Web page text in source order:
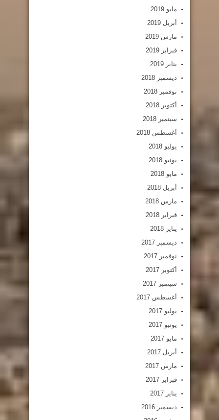
مايو 2019
أبريل 2019
مارس 2019
فبراير 2019
يناير 2019
ديسمبر 2018
نوفمبر 2018
أكتوبر 2018
سبتمبر 2018
أغسطس 2018
يوليو 2018
يونيو 2018
مايو 2018
أبريل 2018
مارس 2018
فبراير 2018
يناير 2018
ديسمبر 2017
نوفمبر 2017
أكتوبر 2017
سبتمبر 2017
أغسطس 2017
يوليو 2017
يونيو 2017
مايو 2017
أبريل 2017
مارس 2017
فبراير 2017
يناير 2017
ديسمبر 2016